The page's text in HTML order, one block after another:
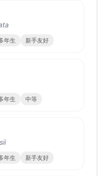
年生 新手友好
年生 中等
年生 新手友好